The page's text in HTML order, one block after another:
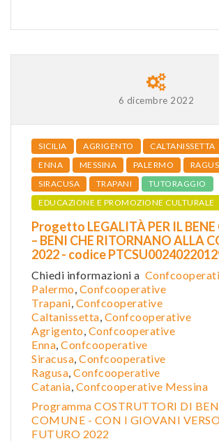
6 dicembre 2022
SICILIA AGRIGENTO CALTANISSETTA
ENNA
MESSINA PALERMO
SIRACUSA
TRAPANI
TUTORAGGIO
EDUCAZIONE E PROMOZIONE CULTURALE
Progetto LEGALITÀ PER IL
– BENI CHE RITORNANO ALLA
2022 - codice
Chiedi informazioni a
Palermo, Confcooperative
Trapani, Confcooperative
Caltanissetta, Confcooperative
Agrigento, Confcooperative
Enna, Confcooperative
Siracusa, Confcooperative
Ragusa, Confcooperative
Catania, Confcooperative Messina
Programma COSTRUTTORI DI
COMUNE - CON I GIOVANI
FUTURO 2022